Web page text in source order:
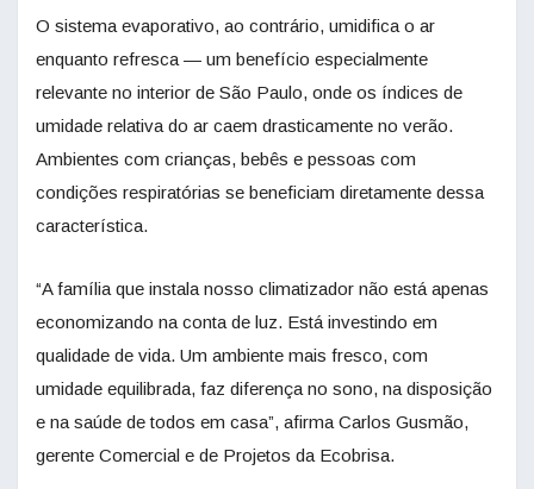
O sistema evaporativo, ao contrário, umidifica o ar
enquanto refresca — um benefício especialmente
relevante no interior de São Paulo, onde os índices de
umidade relativa do ar caem drasticamente no verão.
Ambientes com crianças, bebês e pessoas com
condições respiratórias se beneficiam diretamente dessa
característica.
“A família que instala nosso climatizador não está apenas
economizando na conta de luz. Está investindo em
qualidade de vida. Um ambiente mais fresco, com
umidade equilibrada, faz diferença no sono, na disposição
e na saúde de todos em casa”, afirma Carlos Gusmão,
gerente Comercial e de Projetos da Ecobrisa.